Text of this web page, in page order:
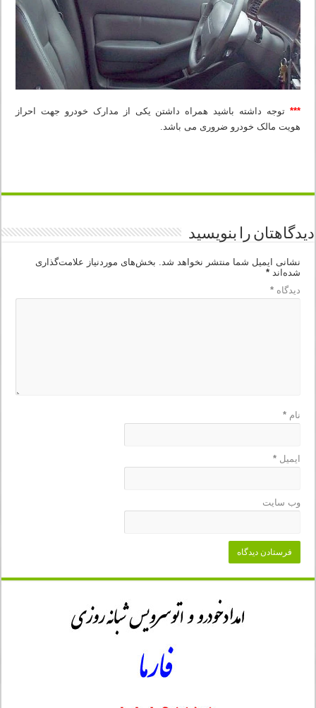
***توجه داشته باشید همراه داشتن یکی از مدارک خودرو جهت احراز
هویت مالک خودرو ضروری می باشد.
دیدگاهتان را بنویسید
نشانی ایمیل شما منتشر نخواهد شد.
بخش‌های موردنیاز علامت‌گذاری
شده‌اند*
دیدگاه*
نام*
ایمیل*
وب‌ سایت